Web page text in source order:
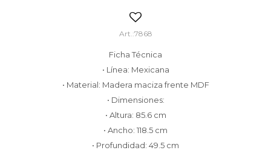
7868
Ficha Técnica
• Línea: Mexicana
• Material: Madera maciza frente MDF
• Dimensiones:
• Altura: 85.6 cm
• Ancho: 118.5 cm
• Profundidad: 49.5 cm